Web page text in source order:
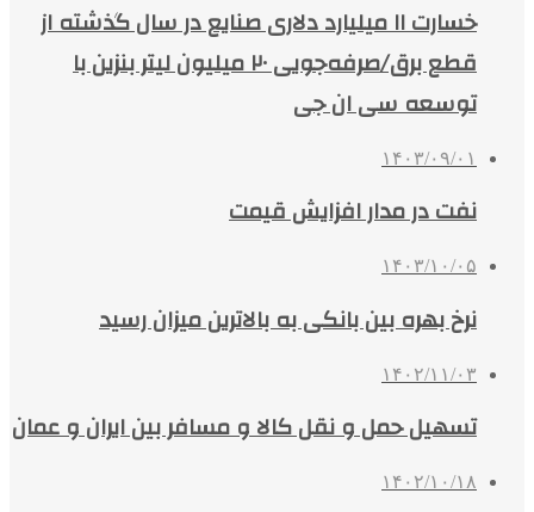
خسارت ۱۱ میلیارد دلاری صنایع در سال گذشته از
قطع برق/صرفه‌جویی ۲۰ میلیون لیتر بنزین با
توسعه سی ان جی
۱۴۰۳/۰۹/۰۱
نفت در مدار افزایش قیمت
۱۴۰۳/۱۰/۰۵
نرخ بهره بین بانکی به بالاترین میزان رسید
۱۴۰۲/۱۱/۰۳
تسهیل حمل و نقل کالا و مسافر بین ایران و عمان
۱۴۰۲/۱۰/۱۸